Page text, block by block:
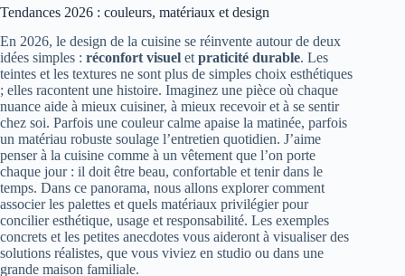
Tendances 2026 : couleurs, matériaux et design
En 2026, le design de la cuisine se réinvente autour de deux
idées simples : réconfort visuel etpraticité durable. Les
teintes et les textures ne sont plus de simples choix esthétiques
; elles racontent une histoire. Imaginez une pièce où chaque
nuance aide à mieux cuisiner, à mieux recevoir et à se sentir
chez soi. Parfois une couleur calme apaise la matinée, parfois
un matériau robuste soulage l’entretien quotidien. J’aime
penser à la cuisine comme à un vêtement que l’on porte
chaque jour : il doit être beau, confortable et tenir dans le
temps. Dans ce panorama, nous allons explorer comment
associer les palettes et quels matériaux privilégier pour
concilier esthétique, usage et responsabilité. Les exemples
concrets et les petites anecdotes vous aideront à visualiser des
solutions réalistes, que vous viviez en studio ou dans une
grande maison familiale.